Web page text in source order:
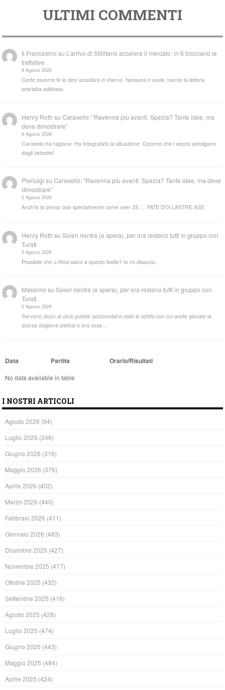
ULTIMI COMMENTI
Il Francesino su L’arrivo di Stillitano accelera il mercato: in 6 bloccano le
trattative
8 Agosto 2026
Certe zavorre te le devi accollare in eterno. Nessuno li vuole, hanno la lettera
scarlatta addosso
Henry Roth suCaravello: “Ravenna più avanti. Spezia? Tante idee, ma
deve dimostrare”
6 Agosto 2026
Caravello ha ragione. Ha fotografato la situazione. Occorre che i vecchi sintolgano
dagli zebedei!
Pierluigi suCaravello: “Ravenna più avanti. Spezia? Tante idee, ma deve
dimostrare”
5 Agosto 2026
Anch'io la penso così specialmente come over 33..... FATE DOI LASTRE ASE
Henry Roth suSoleri rientra (e spera), per ora restano tutti in gruppo con
Turati
5 Agosto 2026
Possibile che u tifosi siano a questo livello? Io mi dissocio.
Massimo suSoleri rientra (e spera), per ora restano tutti in gruppo con
Turati
5 Agosto 2026
Servono cloun al circo potete accomodarvi visto lo schifo con cui avete giocato la
scorsa stagione pietosi e ora cosa…
Data Partita Orario/Risultati
No data available in table
I NOSTRI ARTICOLI
Agosto 2026 (94)
Luglio 2026 (346)
Giugno 2026 (316)
Maggio 2026 (376)
Aprile 2026 (402)
Marzo 2026 (440)
Febbraio 2026 (411)
Gennaio 2026 (483)
Dicembre 2025 (427)
Novembre 2025 (417)
Ottobre 2025 (432)
Settembre 2025 (416)
Agosto 2025 (428)
Luglio 2025 (474)
Giugno 2025 (443)
Maggio 2025 (484)
Aprile 2025 (424)